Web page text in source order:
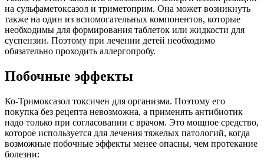
на сульфаметоксазол и триметоприм. Она может возникнуть
также на один из вспомогательных компонентов, которые
необходимы для формирования таблеток или жидкости для
суспензии. Поэтому при лечении детей необходимо
обязательно проходить аллергопробу.
Побочные эффекты
Ко-Тримоксазол токсичен для организма. Поэтому его
покупка без рецепта невозможна, а применять антибиотик
надо только при согласовании с врачом. Это мощное средство,
которое используется для лечения тяжелых патологий, когда
возможные побочные эффекты менее опасны, чем протекание
болезни: